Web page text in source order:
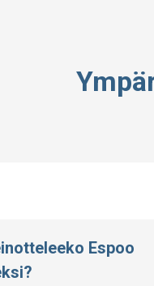
Espoo